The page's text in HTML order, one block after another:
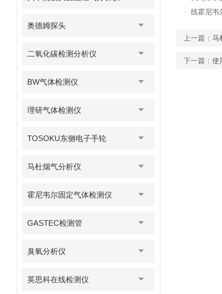
奥德姆探头
二氧化碳检测分析仪
BW气体检测仪
理研气体检测仪
TOSOKU东侧电子手轮
马杜烟气分析仪
霍尼韦尔固定气体检测仪
GASTEC检测管
臭氧分析仪
英思科在线检测仪
线霍尼韦
上一篇： 马
下一篇： 使